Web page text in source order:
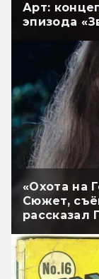
Арт:
эпизода
«Охота на
Сюжет,
рассказал